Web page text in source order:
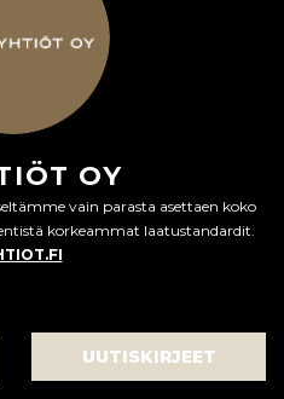
OY
vain parasta asettaen koko
korkeammat laatustandardit.
UUTISKIRJEET